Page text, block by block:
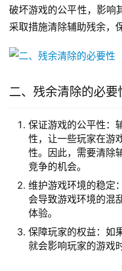
破坏游戏的公平性，影响
采取措施清除辅助残余，
二、残余清除的必要
保证游戏的公平性：
性，让一些玩家在游
性。因此，需要清除
竞争的机会。
维护游戏环境的稳定
会导致游戏环境的混
体验。
保障玩家的权益：如
就会影响玩家的游戏